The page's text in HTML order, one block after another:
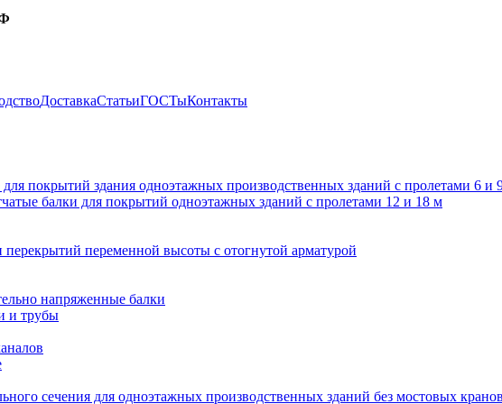
ДоставкаСтатьиГОСТыКонтакты
для покрытий здания одноэтажных производственных зданий с пролетами 6
балки для покрытий одноэтажных зданий с пролетами 12 и 18 м
переменной высоты с отогнутой арматурой
напряженные балки
и трубы
сечения для одноэтажных производственных зданий без мостовых кранов